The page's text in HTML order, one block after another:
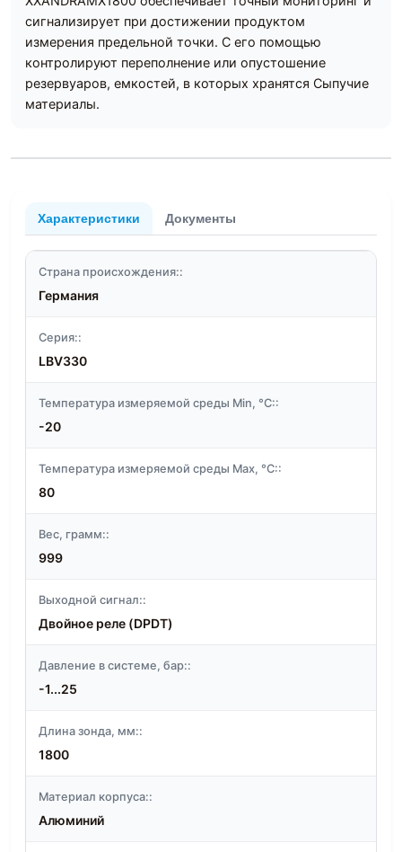
сигнализирует при достижении продуктом
измерения предельной точки. С его помощью
контролируют переполнение или опустошение
резервуаров, емкостей, в которых хранятся Сыпучие
материалы.
Характеристики Документы
Страна происхождения::
Германия
Серия::
LBV330
Температура измеряемой среды Min, °C::
-20
Температура измеряемой среды Max, °C::
80
Вес, грамм::
999
Выходной сигнал::
Двойное реле (DPDT)
Давление в системе, бар::
-1...25
Длина зонда, мм::
1800
Материал корпуса::
Алюминий